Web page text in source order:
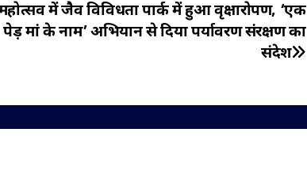
में जैव विविधता पार्क में हुआ वृक्षारोपण, ‘एक
पेड़ मां के नाम’ अभियान से दिया पर्यावरण संरक्षण का
संदेश